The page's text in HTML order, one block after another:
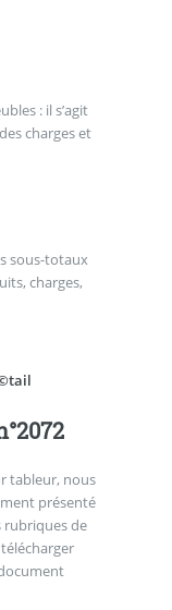
: il s’agit
charges et
sous-totaux
charges,
tableur, nous
présenté
rubriques de